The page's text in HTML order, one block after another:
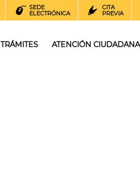
SEDE
ELECTRÓNICA
CITA
PREVIA
TRÁMITES ATENCIÓN CIUDADANA